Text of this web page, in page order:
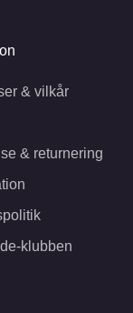
& vilkår
& returnering
klubben